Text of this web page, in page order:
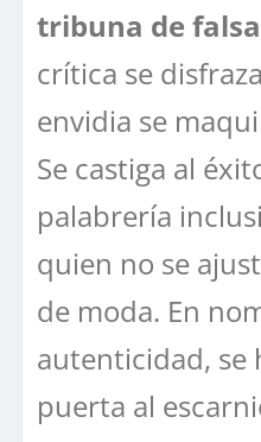
tribuna de
crítica se
envidia se
Se castiga al
palabrería
quien no se
de moda. En
autenticidad, se
puerta al